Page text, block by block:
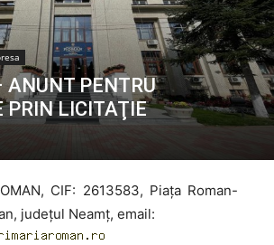
PENTRU
PRIN LICITAŢIE
CIF: 2613583, Piaţa Roman-
judeţul Neamţ, email: